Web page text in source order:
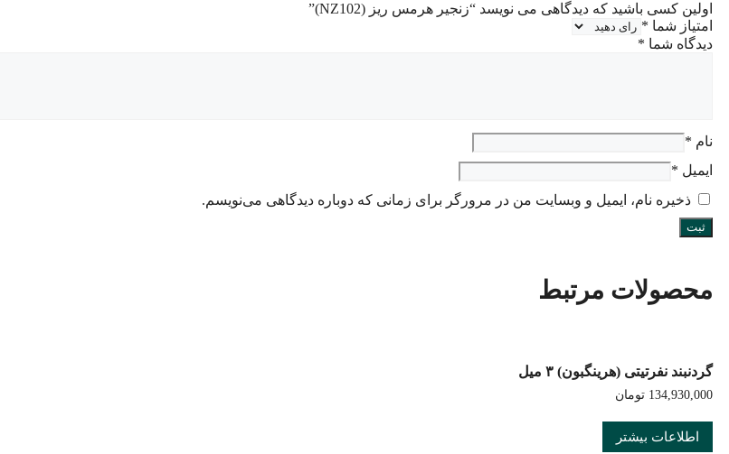
اولین کسی باشید که دیدگاهی می نویسد “زنجیر هرمس ریز (NZ102)”
امتیاز شما *
دیدگاه شما *
نام *
ایمیل *
ذخیره نام، ایمیل و وبسایت من در مرورگر برای زمانی که دوباره دیدگاهی می‌نویسم.
محصولات مرتبط
گردنبند نفرتیتی (هرینگبون) ۳ میل
134,930,000 تومان
اطلاعات بیشتر